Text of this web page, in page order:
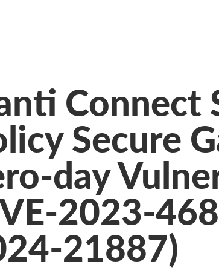
Connect
Secure
day
2023-
21887)